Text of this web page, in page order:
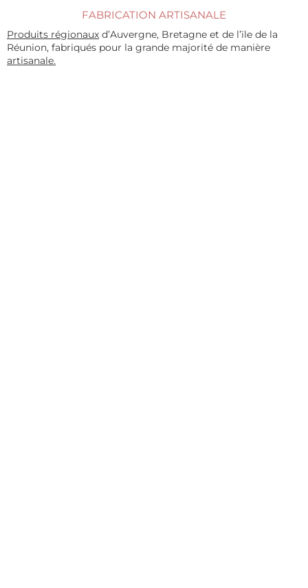
FABRICATION ARTISANALE
Produits régionaux d’Auvergne, Bretagne et de l’ïle de la
Réunion, fabriqués pour la grande majorité de manière
artisanale.